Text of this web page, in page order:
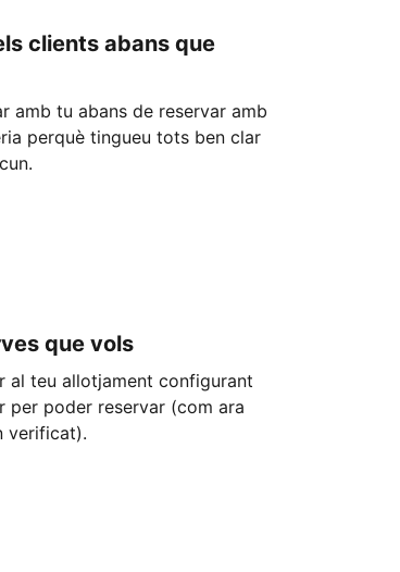
clients abans que
amb tu abans de reservar amb
perquè tingueu tots ben clar
que vols
al teu allotjament configurant
per poder reservar (com ara
verificat).